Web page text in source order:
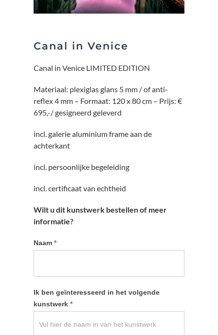
Canal in Venice
Canal in Venice LIMITED EDITION
Materiaal: plexiglas glans 5 mm / of anti-
reflex 4 mm – Formaat: 120 x 80 cm – Prijs: €
695,-/ gesigneerd geleverd
incl. galerie aluminium frame aan de
achterkant
incl. persoonlijke begeleiding
incl. certificaat van echtheid
Wilt u dit kunstwerk bestellen of meer
informatie?
Informatie
Naam *
Ik ben geïnteresseerd in het volgende
kunstwerk *